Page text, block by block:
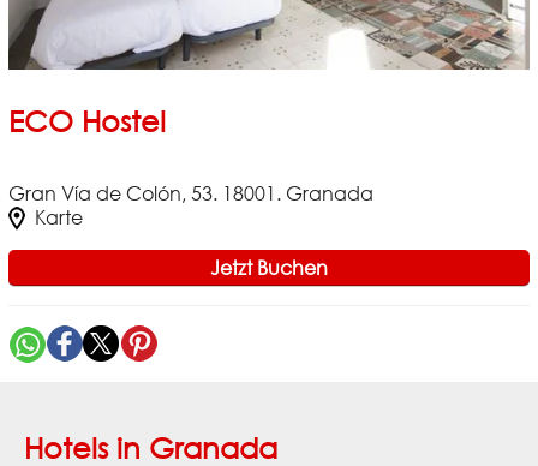
ECO Hostel
Gran Vía de Colón, 53. 18001. Granada
Karte
Jetzt Buchen
Hotels in Granada